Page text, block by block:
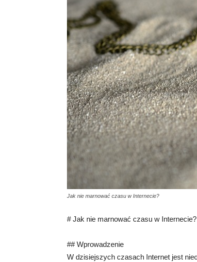
Jak nie marnować czasu w Internecie?
# Jak nie marnować czasu w Internecie?
## Wprowadzenie
W dzisiejszych czasach Internet jest